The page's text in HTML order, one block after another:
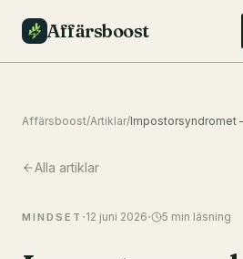
Affärsboost
Affärsboost/Artiklar/
Alla artiklar
MINDSET ·12 juni 2026· 5 min läsning